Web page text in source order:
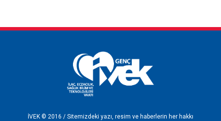
İVEK © 2016 / Sitemizdeki yazı, resim ve haberlerin her hakkı